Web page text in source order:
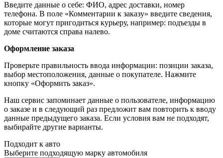
Введите данные о себе: ФИО, адрес доставки, номер
телефона. В поле «Комментарии к заказу» введите сведения,
которые могут пригодиться курьеру, например: подъезды в
доме считаются справа налево.
Оформление заказа
Проверьте правильность ввода информации: позиции заказа,
выбор местоположения, данные о покупателе. Нажмите
кнопку «Оформить заказ».
Наш сервис запоминает данные о пользователе, информацию
о заказе и в следующий раз предложит вам повторить к вводу
данные предыдущего заказа. Если условия вам не подходят,
выбирайте другие варианты.
Подходит к авто
Выберите подходящую марку автомобиля